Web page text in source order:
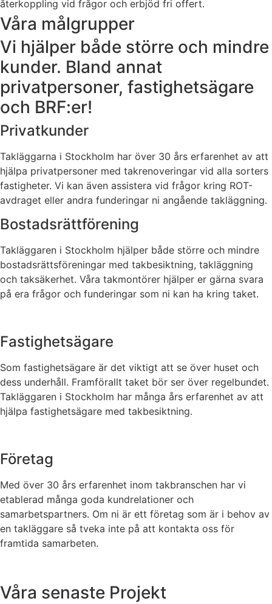
återkoppling vid frågor och erbjöd fri offert.
Våra målgrupper
Vi hjälper både större och mindre
kunder. Bland annat
privatpersoner, fastighetsägare
och BRF:er!
Privatkunder
Takläggarna i Stockholm har över 30 års erfarenhet av att
hjälpa privatpersoner med takrenoveringar vid alla sorters
fastigheter. Vi kan även assistera vid frågor kring ROT-
avdraget eller andra funderingar ni angående takläggning.
Bostadsrättförening
Takläggaren i Stockholm hjälper både större och mindre
bostadsrättsföreningar med takbesiktning, takläggning
och taksäkerhet. Våra takmontörer hjälper er gärna svara
på era frågor och funderingar som ni kan ha kring taket.
Fastighetsägare
Som fastighetsägare är det viktigt att se över huset och
dess underhåll. Framförallt taket bör ser över regelbundet.
Takläggaren i Stockholm har många års erfarenhet av att
hjälpa fastighetsägare med takbesiktning.
Företag
Med över 30 års erfarenhet inom takbranschen har vi
etablerad många goda kundrelationer och
samarbetspartners. Om ni är ett företag som är i behov av
en takläggare så tveka inte på att kontakta oss för
framtida samarbeten.
Våra senaste Projekt